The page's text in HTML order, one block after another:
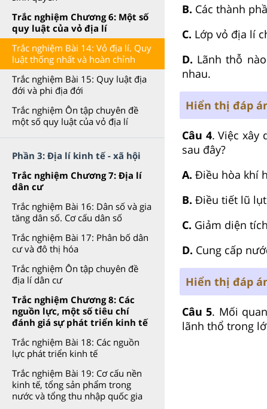
Trắc nghiệm Chương 6: Một số
quy luật của vỏ địa lí
Trắc nghiệm Bài 14: Vỏ địa lí. Quy
luật thống nhất và hoàn chỉnh
Trắc nghiệm Bài 15: Quy luật địa
đới và phi địa đới
Trắc nghiệm Ôn tập chuyên đề
một số quy luật của vỏ địa lí
Phần 3: Địa lí kinh tế - xã hội
Trắc nghiệm Chương 7: Địa lí
dân cư
Trắc nghiệm Bài 16: Dân số và gia
tăng dân số. Cơ cấu dân số
Trắc nghiệm Bài 17: Phân bố dân
cư và đô thị hóa
Trắc nghiệm Ôn tập chuyên đề
địa lí dân cư
Trắc nghiệm Chương 8: Các
nguồn lực, một số tiêu chí
đánh giá sự phát triển kinh tế
Trắc nghiệm Bài 18: Các nguồn
lực phát triển kinh tế
Trắc nghiệm Bài 19: Cơ cấu nền
kinh tế, tổng sản phẩm trong
nước và tổng thu nhập quốc gia
B. Các thành
C. Lớp vỏ địa lí
D. Lãnh thỗ
nhau.
Hiển thị đáp
Câu 4. Việc xây
sau đây?
A. Điều hòa khí
B. Điều tiết lũ
C. Giảm diện
D. Cung cấp
Hiển thị đáp
Câu 5. Mối
lãnh thổ trong